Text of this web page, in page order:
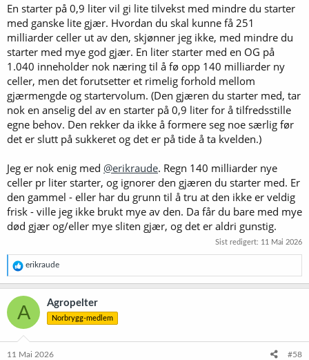
En starter på 0,9 liter vil gi lite tilvekst med mindre du starter
med ganske lite gjær. Hvordan du skal kunne få 251
milliarder celler ut av den, skjønner jeg ikke, med mindre du
starter med mye god gjær. En liter starter med en OG på
1.040 inneholder nok næring til å fø opp 140 milliarder ny
celler, men det forutsetter et rimelig forhold mellom
gjærmengde og startervolum. (Den gjæren du starter med, tar
nok en anselig del av en starter på 0,9 liter for å tilfredsstille
egne behov. Den rekker da ikke å formere seg noe særlig før
det er slutt på sukkeret og det er på tide å ta kvelden.)
Jeg er nok enig med @erikraude. Regn 140 milliarder nye
celler pr liter starter, og ignorer den gjæren du starter med. Er
den gammel - eller har du grunn til å tru at den ikke er veldig
frisk - ville jeg ikke brukt mye av den. Da får du bare med mye
død gjær og/eller mye sliten gjær, og det er aldri gunstig.
Sist redigert: 11 Mai 2026
R
e
a
k
s
o
e
erikraude
A Agropelter
Norbrygg-medlem
11 Mai 2026 #58